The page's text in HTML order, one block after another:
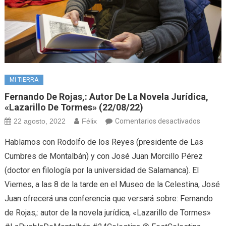
MI TIERRA
Fernando De Rojas,: Autor De La Novela Jurídica,
«Lazarillo De Tormes» (22/08/22)
22 agosto, 2022 Félix Comentarios desactivadosen
de
Rojas,:
de
la
Hablamos con Rodolfo de los Reyes (presidente de Las
Cumbres de Montalbán) y con José Juan Morcillo Pérez
(doctor en filología por la universidad de Salamanca). El
Viernes, a las 8 de la tarde en el Museo de la Celestina, José
Juan ofrecerá una conferencia que versará sobre: Fernando
de Rojas,: autor de la novela jurídica, «Lazarillo de Tormes»